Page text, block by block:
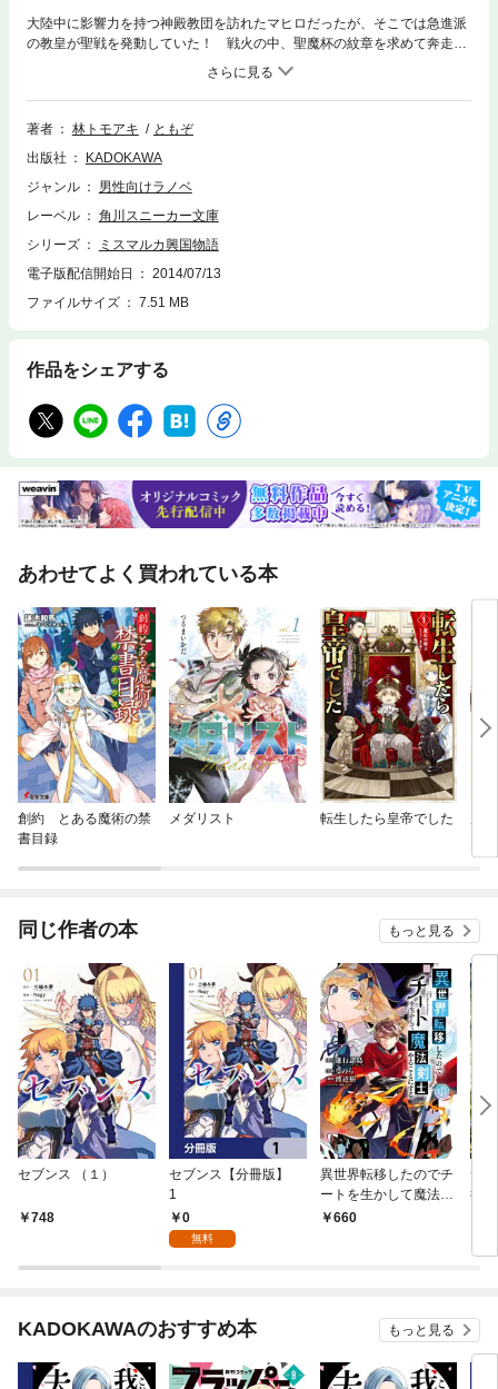
大陸中に影響力を持つ神殿教団を訪れたマヒロだったが、そこでは急進派
の教皇が聖戦を発動していた！ 戦火の中、聖魔杯の紋章を求めて奔走す
るマヒロは、教団の最重要人物“預言者”に出会う――衝撃の第一部完！
著者 林トモアキ
ともぞ
出版社
KADOKAWA
ジャンル
男性向けラノベ
レーベル
角川スニーカー文庫
シリーズ
ミスマルカ興国物語
電子版配信開始日
2014/07/13
ファイルサイズ
7.51 MB
作品をシェアする
あわせてよく買われている本
創約 とある魔術の禁
書目録
メダリスト 転生したら皇帝でした
る
同じ作者の本 もっと見る
セブンス （１）
748
セブンス【分冊版】
1
0
無料
異世界転移したのでチ
ートを生かして魔法剣
士やることにする 1巻
660
素
行
KADOKAWAのおすすめ本 もっと見る